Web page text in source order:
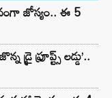
జోస్యం.. ఈ 5
ఫ్రూప్ట్స్ లడ్డు’..